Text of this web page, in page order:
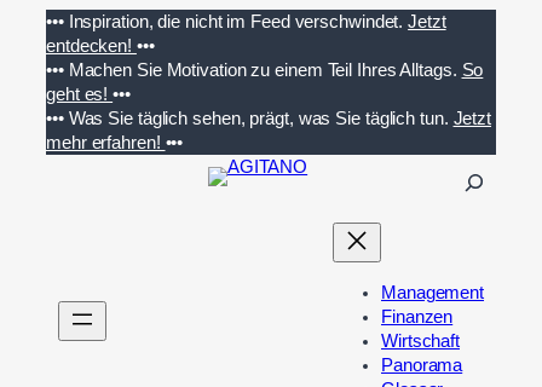
Inhalt
springen
••• Inspiration, die nicht im Feed verschwindet. Jetzt
entdecken! •••
••• Machen Sie Motivation zu einem Teil Ihres Alltags. So
geht es!•••
••• Was Sie täglich sehen, prägt, was Sie täglich tun. Jetzt
mehr erfahren! •••
n
Management
Finanzen
Wirtschaft
Panorama